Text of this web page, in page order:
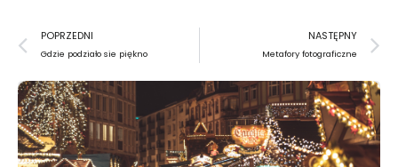
Prev
POPRZEDNI
Gdzie podziało sie piękno
NASTĘPNY
Metafory fotograficzne